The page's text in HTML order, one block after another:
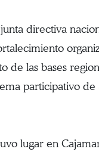
directiva
las bases
participativo de
lugar en